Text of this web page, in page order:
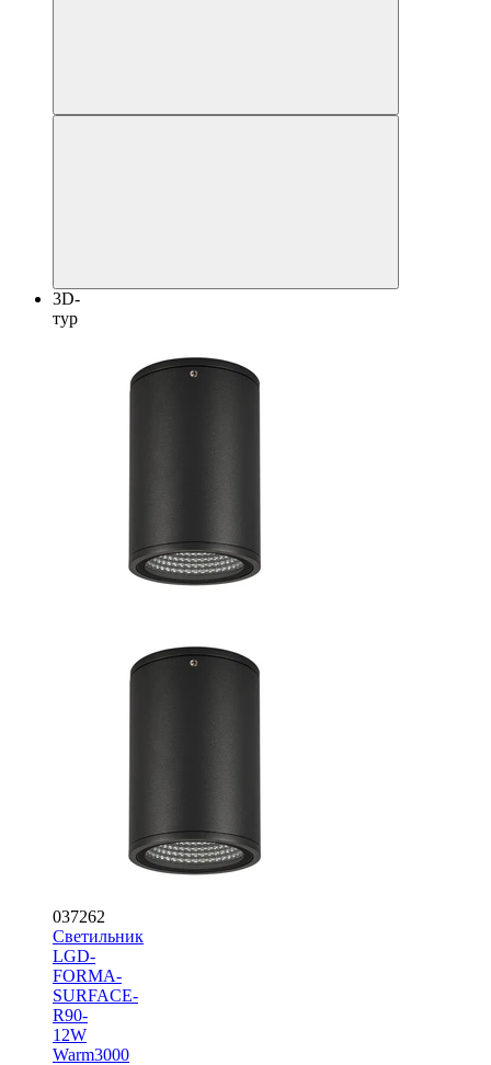
3D-
тур
037262
Светильник
LGD-
FORMA-
SURFACE-
R90-
12W
Warm3000